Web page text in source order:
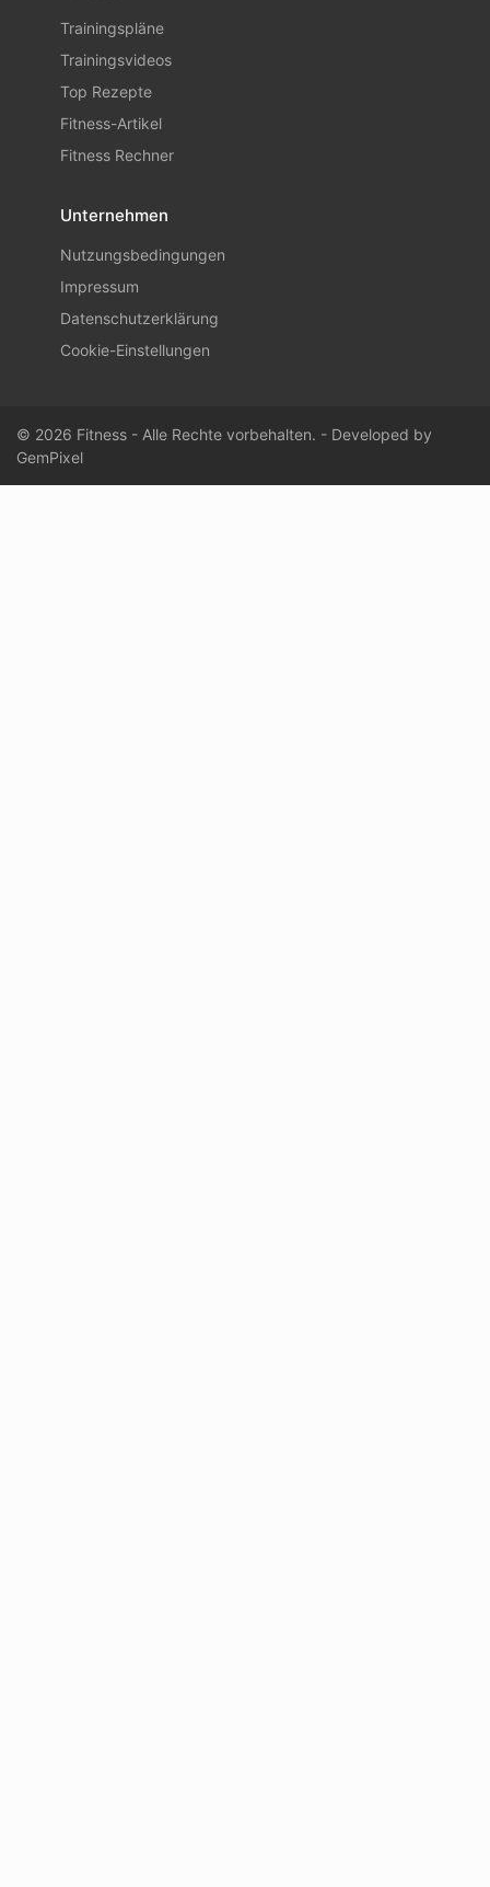
Trainingspläne
Trainingsvideos
Top Rezepte
Fitness-Artikel
Fitness Rechner
Unternehmen
Nutzungsbedingungen
Impressum
Datenschutzerklärung
Cookie-Einstellungen
© 2026 Fitness - Alle Rechte vorbehalten. - Developed by
GemPixel